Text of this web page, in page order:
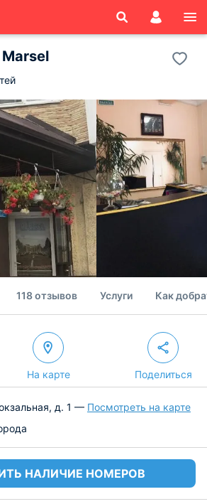
118 отзывов Услуги Как
На карте Поделиться
д. 1 — Посмотреть на карте
НАЛИЧИЕ НОМЕРОВ